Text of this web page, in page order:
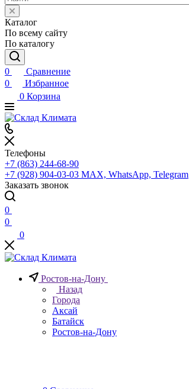
Каталог
По всему сайту
По каталогу
0
Сравнение
0
Избранное
0 Корзина
Телефоны
+7 (863) 244-68-90
+7 (928) 904-03-03 MAX, WhatsApp, Telegram
Заказать звонок
0
0
0
Ростов-на-Дону
Назад
Города
Аксай
Батайск
Ростов-на-Дону